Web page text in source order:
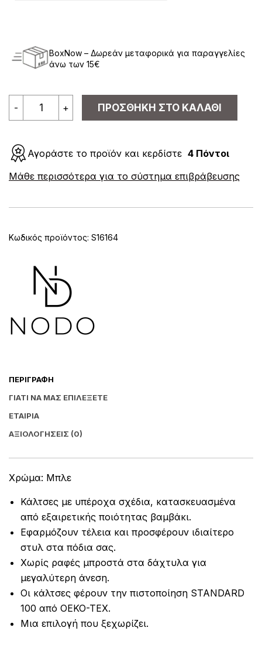
BoxNow – Δωρεάν μεταφορικά για παραγγελίες
άνω των 15€
-
Βαμβακερή
Παιδική
με
Σχέδια
Boats
ποσότητα
+ ΠΡΟΣΘΉΚΗ ΣΤΟ ΚΑΛΆΘΙ
Αγοράστε το προϊόν και κερδίστε 4 Πόντοι
l
a
Μάθε περισσότερα για το σύστημα επιβράβευσης
Κωδικός προϊόντος: S16164
ΠΕΡΙΓΡΑΦΉ
ΓΙΑΤΊ ΝΑ ΜΑΣ ΕΠΙΛΈΞΕΤΕ
ΕΤΑΙΡΊΑ
ΑΞΙΟΛΟΓΉΣΕΙΣ (0)
Χρώμα: Μπλε
Κάλτσες με υπέροχα σχέδια, κατασκευασμένα
από εξαιρετικής ποιότητας βαμβάκι.
Εφαρμόζουν τέλεια και προσφέρουν ιδιαίτερο
στυλ στα πόδια σας.
Χωρίς ραφές μπροστά στα δάχτυλα για
μεγαλύτερη άνεση.
Οι κάλτσες φέρουν την πιστοποίηση STANDARD
100 από OEKO-TEX.
Μια επιλογή που ξεχωρίζει.